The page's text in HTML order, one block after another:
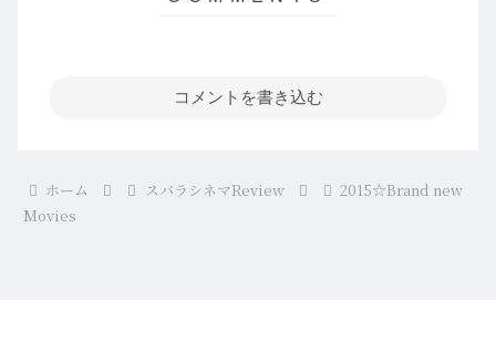
コメントを書き込む
ホーム スバラシネマReview
2015☆Brand new
Movies